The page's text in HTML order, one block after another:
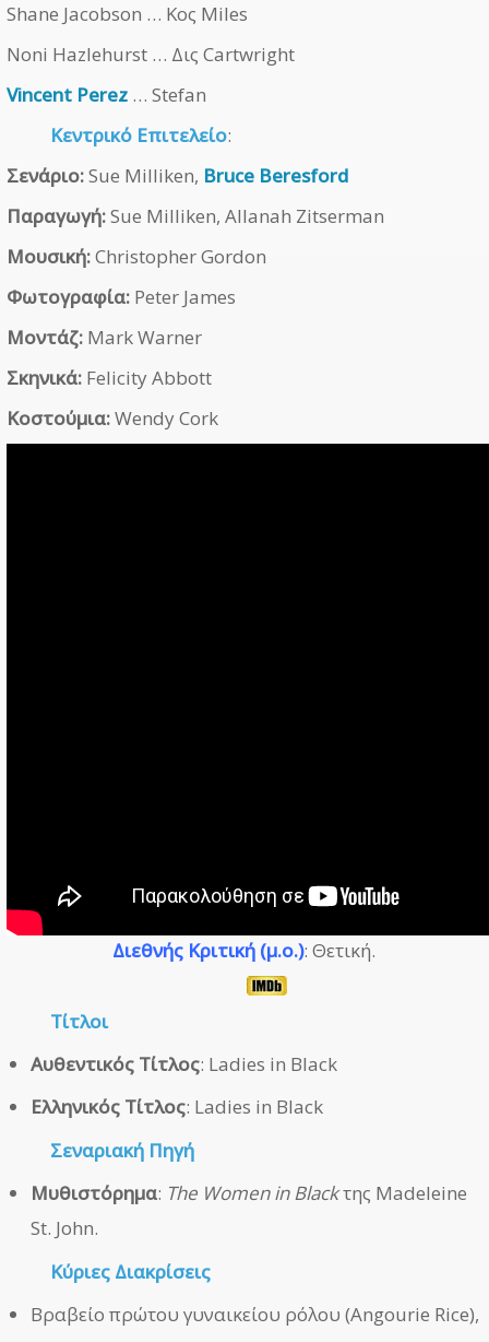
Shane Jacobson … Κος Miles
Noni Hazlehurst … Δις Cartwright
Vincent Perez … Stefan
Κεντρικό Επιτελείο:
Σενάριο:Sue Milliken, Bruce Beresford
Παραγωγή:Sue Milliken, Allanah Zitserman
Μουσική:Christopher Gordon
Φωτογραφία: Peter James
Μοντάζ: Mark Warner
Σκηνικά: Felicity Abbott
Κοστούμια:Wendy Cork
Διεθνής Κριτική (μ.ο.): Θετική.
Τίτλοι
Αυθεντικός Τίτλος: Ladies in Black
Ελληνικός Τίτλος: Ladies in Black
Σεναριακή Πηγή
Μυθιστόρημα: The Women in Blackτης Madeleine
St. John.
Κύριες Διακρίσεις
Βραβείο πρώτου γυναικείου ρόλου (Angourie Rice),